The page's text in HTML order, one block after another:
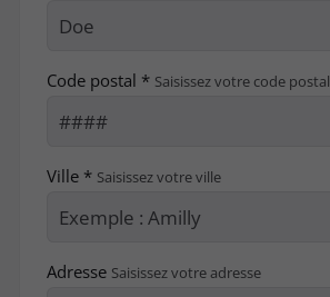
Code postal * Saisissez votre code postal
Ville * Saisissez votre ville
Adresse Saisissez votre adresse